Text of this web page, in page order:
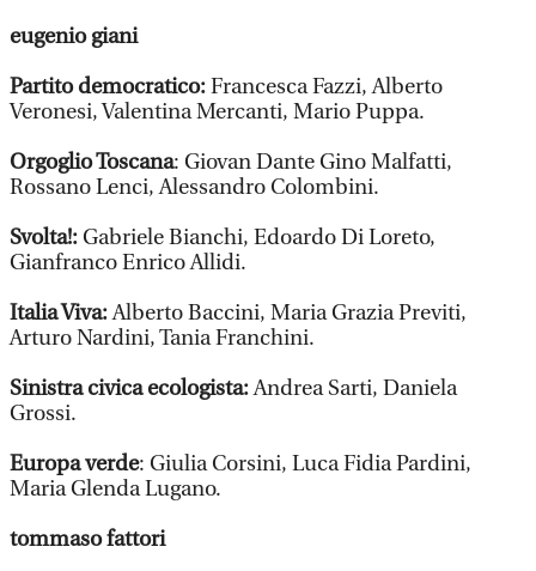
eugenio giani
Partito democratico:Francesca Fazzi, Alberto
Veronesi, Valentina Mercanti, Mario Puppa.
Orgoglio Toscana: Giovan Dante Gino Malfatti,
Rossano Lenci, Alessandro Colombini.
Svolta!:Gabriele Bianchi, Edoardo Di Loreto,
Gianfranco Enrico Allidi.
Italia Viva:Alberto Baccini, Maria Grazia Previti,
Arturo Nardini, Tania Franchini.
Sinistra civica ecologista:Andrea Sarti, Daniela
Grossi.
Europa verde: Giulia Corsini, Luca Fidia Pardini,
Maria Glenda Lugano.
tommaso fattori